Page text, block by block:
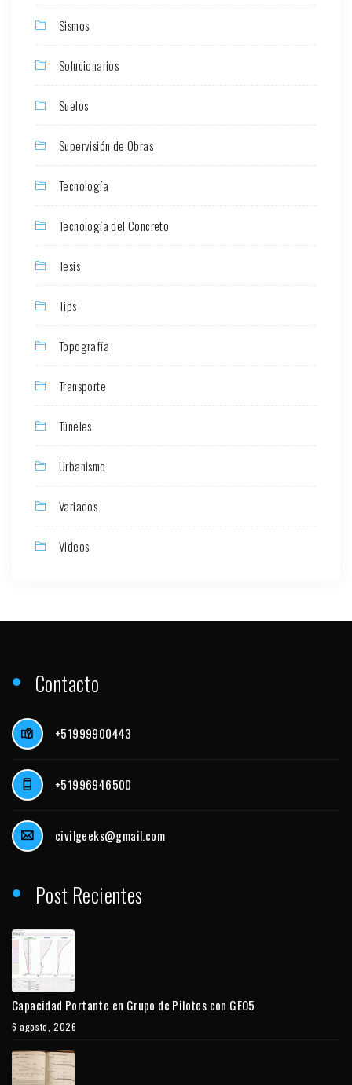
Sismos
Solucionarios
Suelos
Supervisión de Obras
Tecnología
Tecnología del Concreto
Tesis
Tips
Topografía
Transporte
Túneles
Urbanismo
Variados
Videos
Contacto
+51999900443
+51996946500
civilgeeks@gmail.com
Post Recientes
Capacidad Portante en Grupo de Pilotes con GEO5
6 agosto, 2026